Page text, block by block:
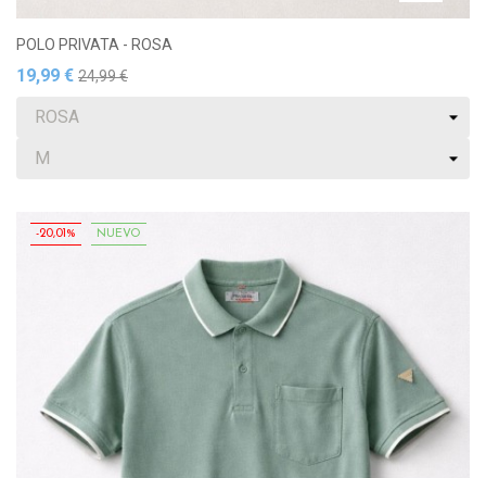
POLO PRIVATA - ROSA
19,99 € 24,99 €
-20,01% NUEVO